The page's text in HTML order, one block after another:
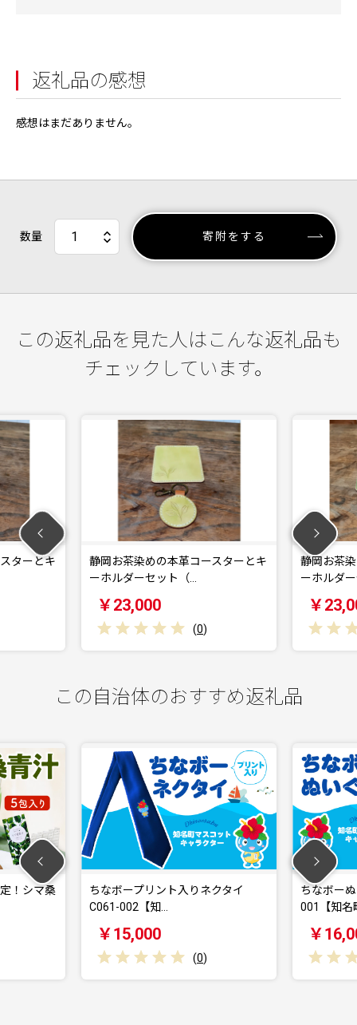
返礼品の感想
感想はまだありません。
数量 寄附をする
この返礼品を見た人はこんな返礼品も
チェックしています。
キ
静岡お茶染めの本革コースターとキ
ーホルダーセット（…
￥23,000
(0)
静岡お茶染めの本
ーホルダーセット
￥23,000
この自治体のおすすめ返礼品
！シマ桑
ちなボープリント入りネクタイ
C061-002【知…
￥15,000
(0)
ちなボー
001【知名
￥